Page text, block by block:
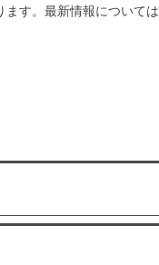
す。最新情報について